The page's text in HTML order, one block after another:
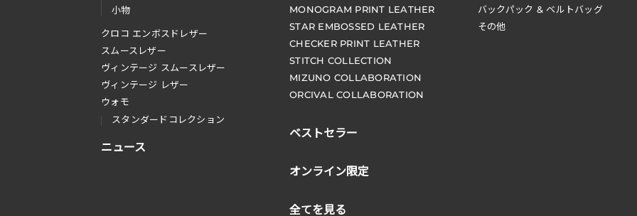
小物
クロコ エンボスドレザー
スムースレザー
ヴィンテージ スムースレザー
ヴィンテージ レザー
ウォモ
スタンダードコレクション
ニュース
MONOGRAM PRINT LEATHER
STAR EMBOSSED LEATHER
CHECKER PRINT LEATHER
STITCH COLLECTION
MIZUNO COLLABORATION
ORCIVAL COLLABORATION
ベストセラー
オンライン限定
全てを見る
バックパック & ベルトバッグ
その他